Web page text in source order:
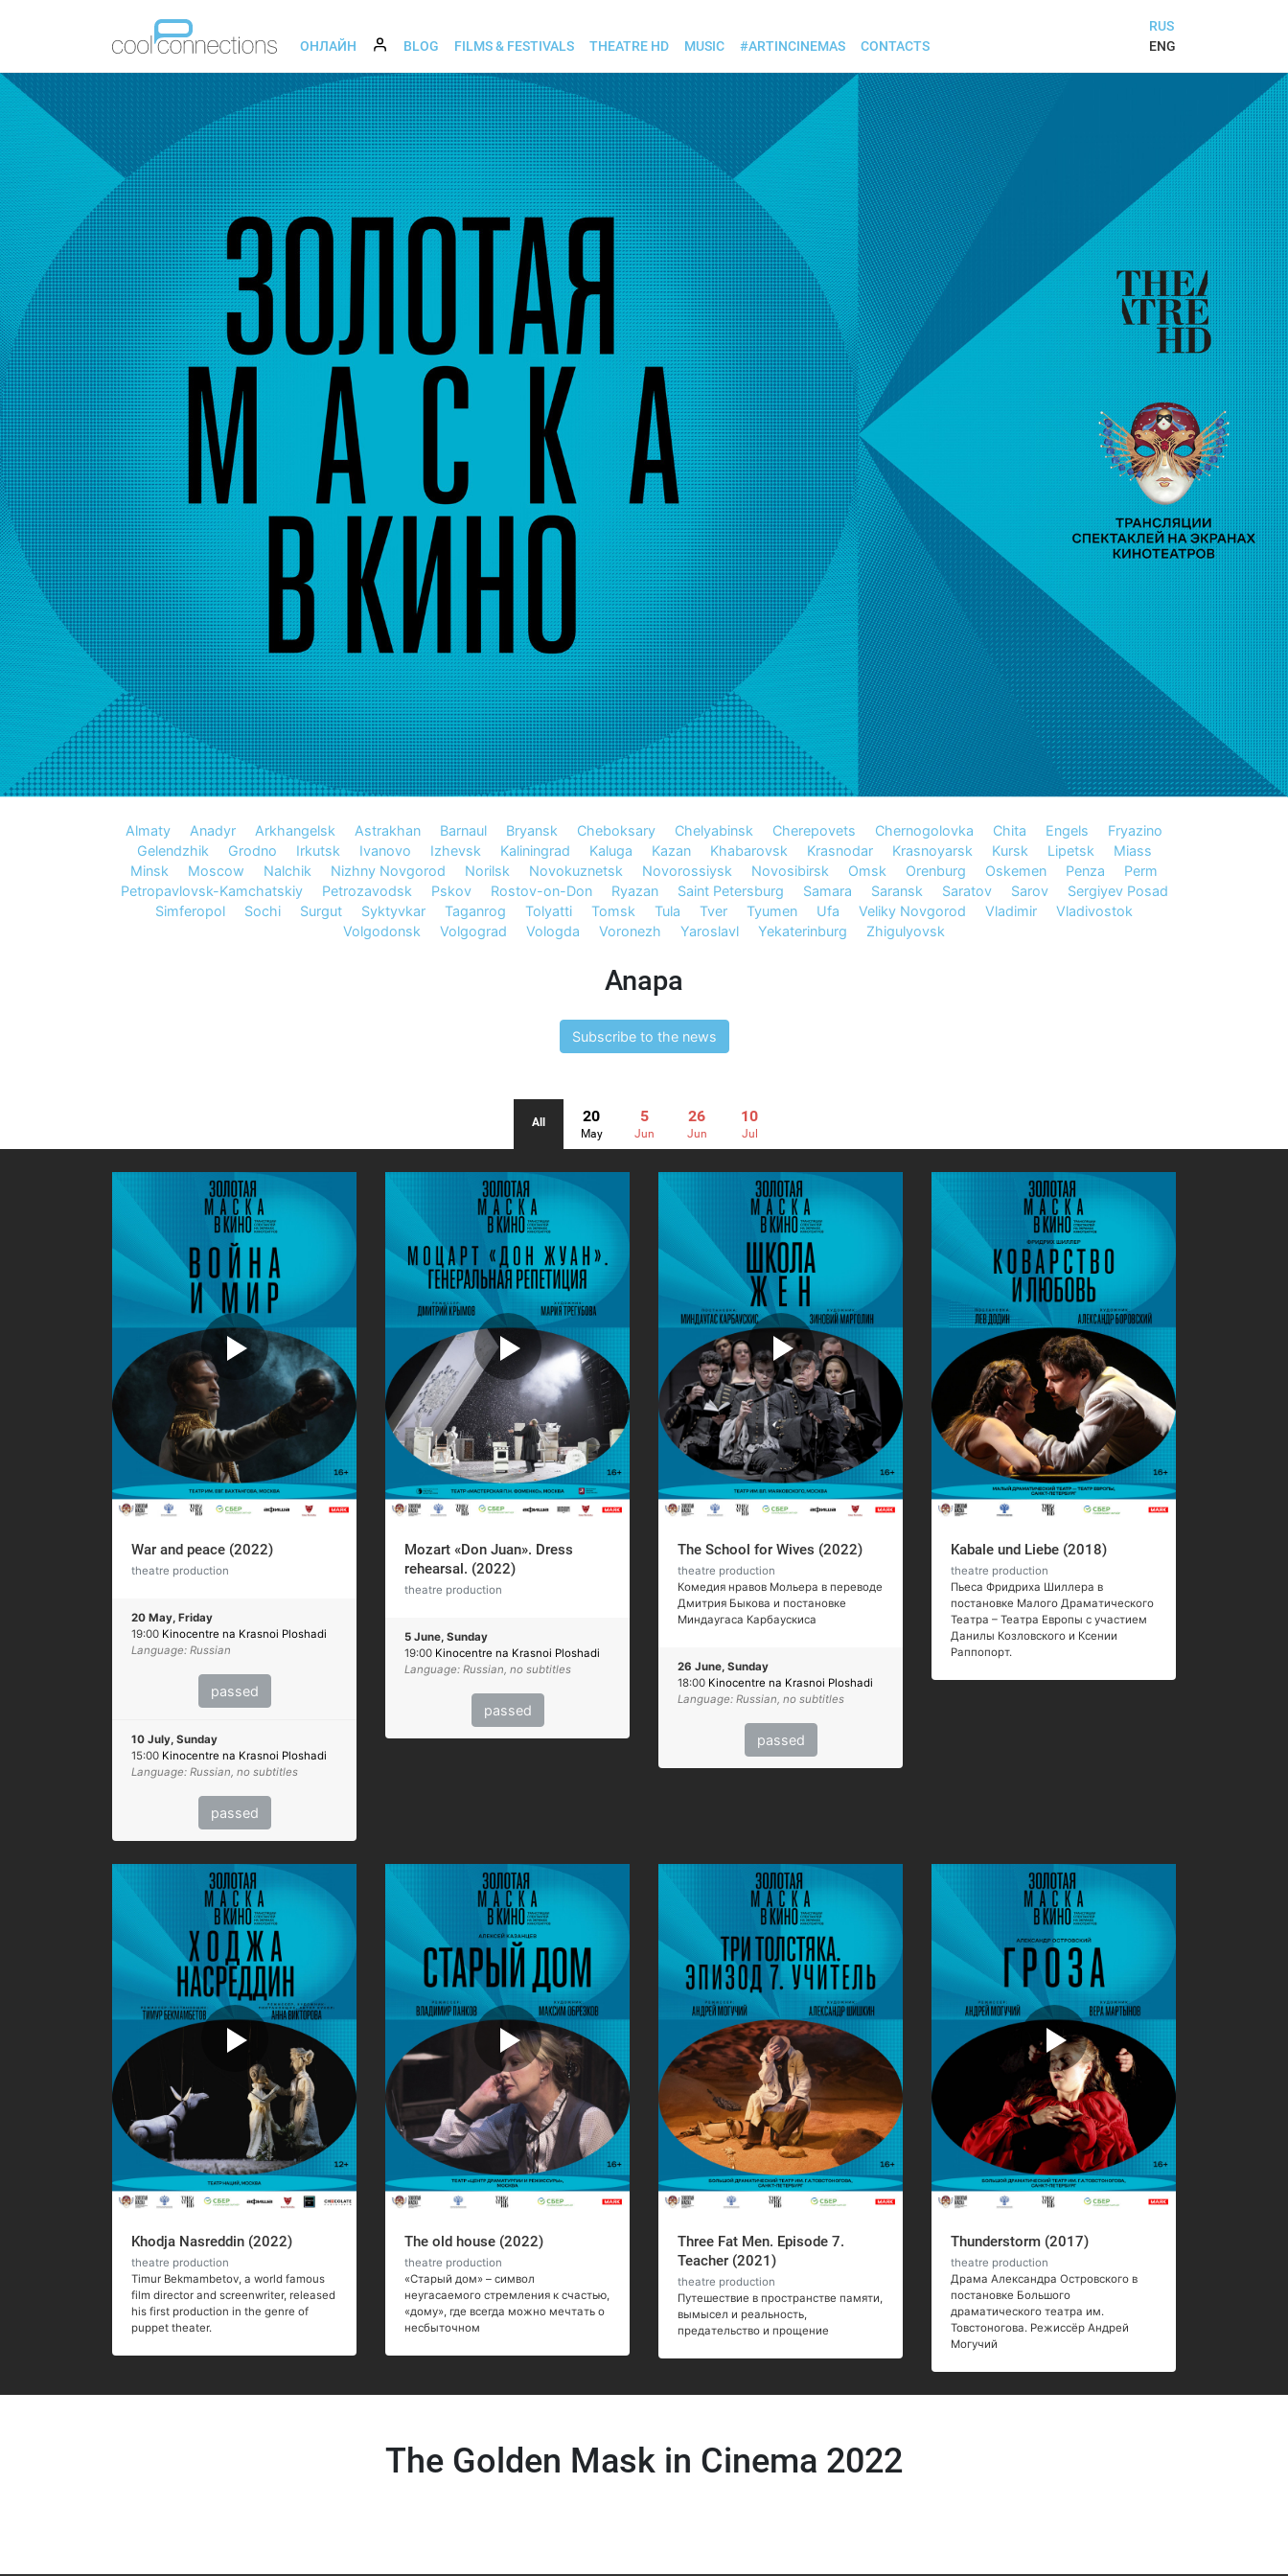
ОНЛАЙН BLOG FILMS & FESTIVALS THEATRE HD MUSIC #ARTINCINEMAS CONTACTS
RUS
ENG
Almaty Anadyr Arkhangelsk Astrakhan Barnaul Bryansk Cheboksary Chelyabinsk Cherepovets Chernogolovka Chita Engels
Fryazino
Gelendzhik
Grodno Irkutsk Ivanovo Izhevsk Kaliningrad Kaluga Kazan Khabarovsk Krasnodar Krasnoyarsk Kursk Lipetsk
Miass
Minsk
Moscow Nalchik Nizhny Novgorod Norilsk Novokuznetsk Novorossiysk Novosibirsk Omsk Orenburg Oskemen Penza
Perm
Petropavlovsk-Kamchatskiy
Petrozavodsk Pskov Rostov-on-Don Ryazan Saint Petersburg Samara Saransk Saratov Sarov
Sergiyev Posad
Simferopol
Sochi Surgut Syktyvkar Taganrog Tolyatti Tomsk Tula Tver Tyumen Ufa Veliky Novgorod Vladimir
Vladivostok
Volgodonsk
Volgograd Vologda Voronezh Yaroslavl Yekaterinburg Zhigulyovsk
Anapa
Subscribe to the news
All 20
May
5
Jun
26
Jun
10
Jul
War and peace (2022)
theatre production
20 May, Friday
19:00 Kinocentre na Krasnoi Ploshadi
Language: Russian
passed
10 July, Sunday
15:00 Kinocentre na Krasnoi Ploshadi
Language: Russian, no subtitles
passed
Mozart «Don Juan». Dress
rehearsal. (2022)
theatre production
5 June, Sunday
19:00 Kinocentre na Krasnoi Ploshadi
Language: Russian, no subtitles
passed
The School for Wives (2022)
theatre production
Комедия нравов Мольера в переводе
Дмитрия Быкова и постановке
Миндаугаса Карбаускиса
26 June, Sunday
18:00 Kinocentre na Krasnoi Ploshadi
Language: Russian, no subtitles
passed
Kabale und Liebe (2018)
theatre production
Пьеса Фридриха Шиллера в
постановке Малого Драматического
Театра – Театра Европы с участием
Данилы Козловского и Ксении
Раппопорт.
Khodja Nasreddin (2022)
theatre production
Timur Bekmambetov, a world famous
film director and screenwriter, released
his first production in the genre of
puppet theater.
The old house (2022)
theatre production
«Старый дом» – символ
неугасаемого стремления к счастью,
«дому», где всегда можно мечтать о
несбыточном
Three Fat Men. Episode 7.
Teacher (2021)
theatre production
Путешествие в пространстве памяти,
вымысел и реальность,
предательство и прощение
Thunderstorm (2017)
theatre production
Драма Александра Островского в
постановке Большого
драматического театра им.
Товстоногова. Режиссёр Андрей
Могучий
The Golden Mask in Cinema 2022